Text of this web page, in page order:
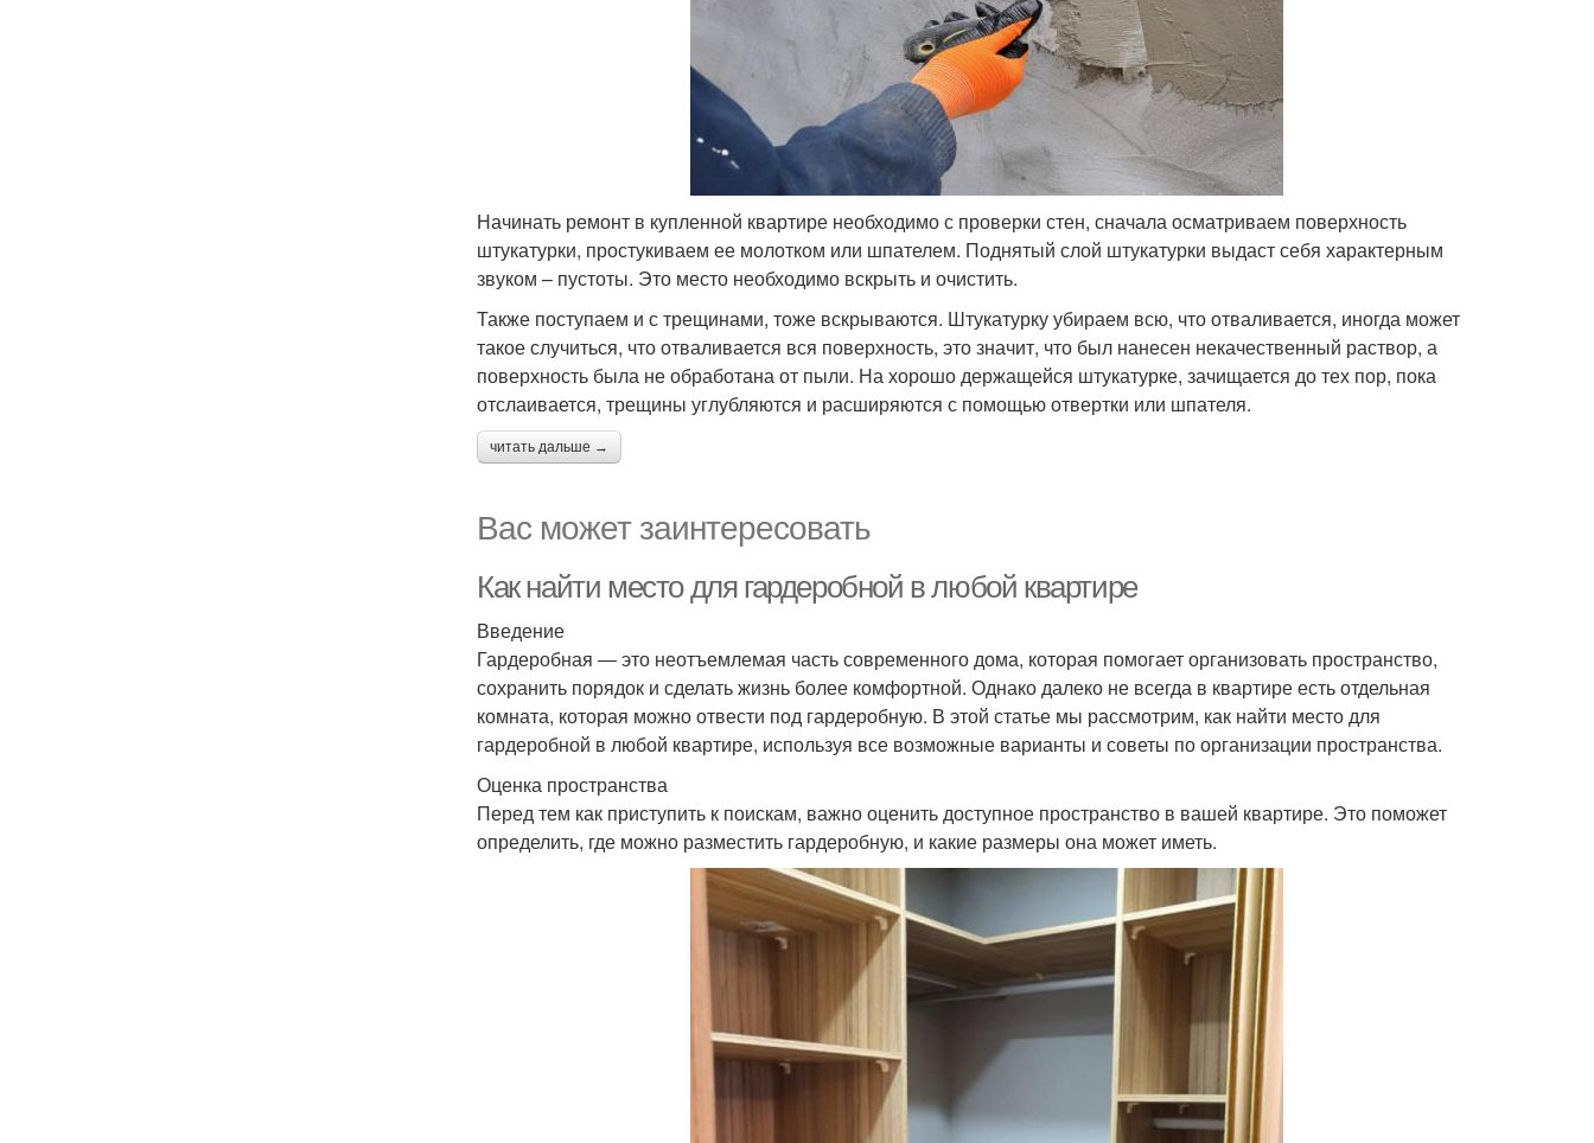
Начинать ремонт в купленной квартире необходимо с проверки стен, сначала осматриваем поверхность
штукатурки, простукиваем ее молотком или шпателем. Поднятый слой штукатурки выдаст себя характерным
звуком – пустоты. Это место необходимо вскрыть и очистить.
Также поступаем и с трещинами, тоже вскрываются. Штукатурку убираем всю, что отваливается, иногда может
такое случиться, что отваливается вся поверхность, это значит, что был нанесен некачественный раствор, а
поверхность была не обработана от пыли. На хорошо держащейся штукатурке, зачищается до тех пор, пока
отслаивается, трещины углубляются и расширяются с помощью отвертки или шпателя.
читать дальше →
Вас может заинтересовать
Как найти место для гардеробной в любой квартире
Введение
Гардеробная — это неотъемлемая часть современного дома, которая помогает организовать пространство,
сохранить порядок и сделать жизнь более комфортной. Однако далеко не всегда в квартире есть отдельная
комната, которая можно отвести под гардеробную. В этой статье мы рассмотрим, как найти место для
гардеробной в любой квартире, используя все возможные варианты и советы по организации пространства.
Оценка пространства
Перед тем как приступить к поискам, важно оценить доступное пространство в вашей квартире. Это поможет
определить, где можно разместить гардеробную, и какие размеры она может иметь.